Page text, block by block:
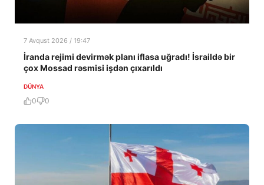
7 Avqust 2026 / 19:47
İranda rejimi devirmək planı iflasa uğradı! İsraildə bir
çox Mossad rəsmisi işdən çıxarıldı
DÜNYA
0 0